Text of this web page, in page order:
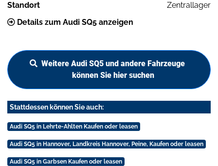
Standort
Zentrallager
Details zum Audi SQ5 anzeigen
Weitere Audi SQ5 und andere Fahrzeuge
können Sie hier suchen
Stattdessen können Sie auch:
Audi SQ5 in Lehrte-Ahlten Kaufen oder leasen
Audi SQ5 in Hannover, Landkreis Hannover, Peine, Kaufen oder leasen
Audi SQ5 in Garbsen Kaufen oder leasen